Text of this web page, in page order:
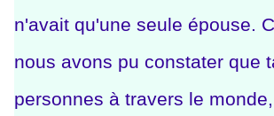
n'avait qu'une seule épouse.
nous avons pu constater que
personnes à travers le